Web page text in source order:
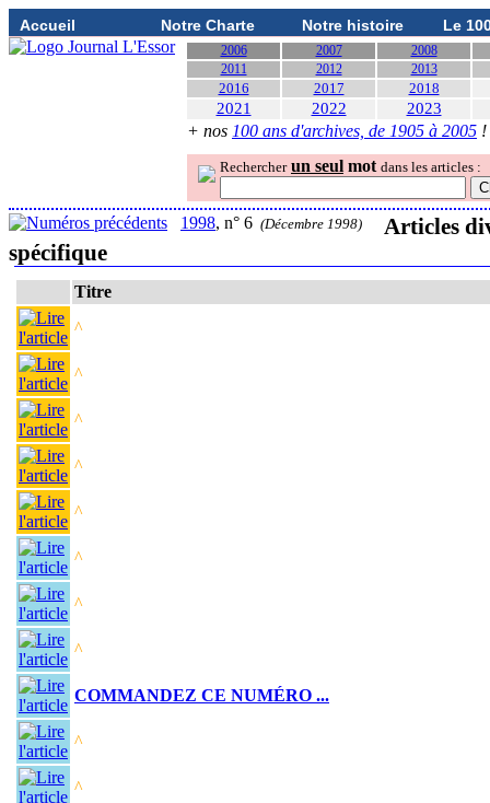
Accueil Notre Charte Notre histoire Le
2006 2007
2008
2011
2012 2013
2016 2017 2018
2021 2022 2023
+ nos 100 ans d'archives, de 1905 à 2005 !
Rechercher un seul mot dans les articles :
1998, n° 6 (Décembre 1998)
Articles
spécifique
Titre
^
^
^
^
^
^
^
^
COMMANDEZ CE NUMÉRO ...
^
^